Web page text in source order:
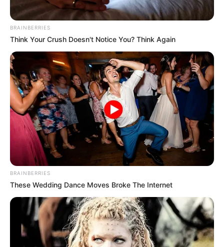
MALTRATO INFANTIL
del homicidio de su propio
hijo de 5 años, a la cárcel
CARGAR MÁS
TEMAS DESTACADOS
EMERGENCIAS POR LLUVIAS
FUERTES LLUVIAS
VIA AL LLANO
LIGA BETPLAY
METRO DE MEDELLÍN
CORTES DE LUZ
CORTES DE AGUA
FENÓMENO DEL NIÑO
BRAINBERRIES
Think Your Crush Doesn't Notice You? Think Again
BRAINBERRIES
These Wedding Dance Moves Broke The Internet